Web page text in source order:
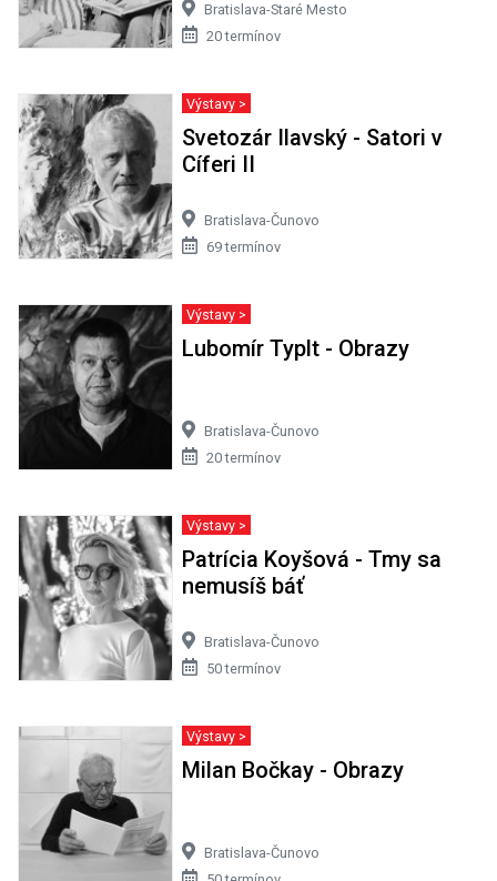
Bratislava-Staré Mesto
20 termínov
Výstavy >
Svetozár Ilavský - Satori v
Cíferi II
Bratislava-Čunovo
69 termínov
Výstavy >
Lubomír Typlt - Obrazy
Bratislava-Čunovo
20 termínov
Výstavy >
Patrícia Koyšová - Tmy sa
nemusíš báť
Bratislava-Čunovo
50 termínov
Výstavy >
Milan Bočkay - Obrazy
Bratislava-Čunovo